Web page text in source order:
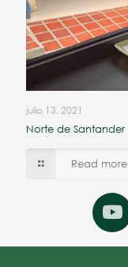
julio 13, 2021
Norte de Santander
Read more